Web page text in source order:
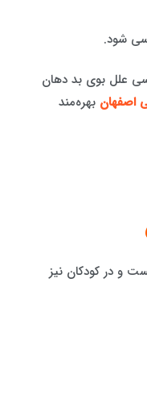
شود.
علل بوی بد دهان
اصفهان بهره‌مند
و در کودکان نیز